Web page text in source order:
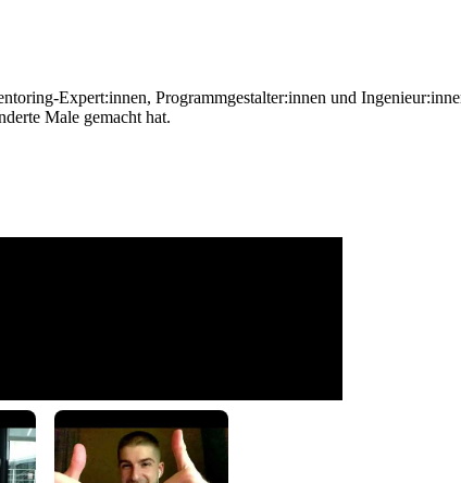
Expert:innen, Programmgestalter:innen und
Male gemacht hat.